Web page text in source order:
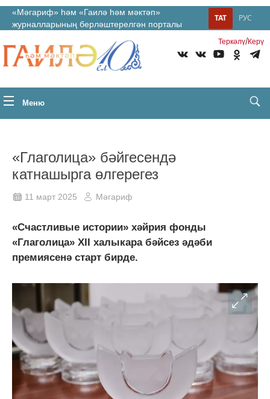
«Мәгариф» һәм «Гаилә һәм мәктәп»
журналларының берләштерелгән порталы
РУС
ТАТ
Теркəлү/Керү
Меню
«Глаголица» бәйгесендә
катнашырга өлгерегез
11 март 2025 Мәгариф
«Счастливые истории» хәйрия фонды
«Глаголица» XII халыкара бәйсез әдәби
премиясенә старт бирде.